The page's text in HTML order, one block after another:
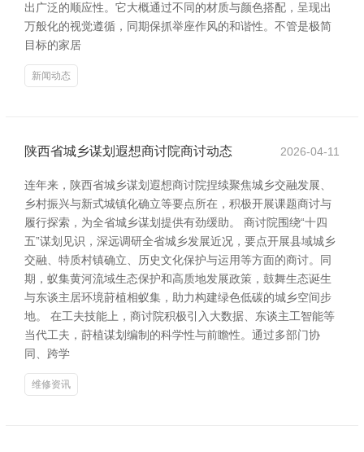
出广泛的顺应性。它大概通过不同的材质与颜色搭配，呈现出
万般化的视觉遵循，同期保抓举座作风的和谐性。不管是极简
目标的家居
新闻动态
陕西省城乡谋划遐想商讨院商讨动态 2026-04-11
连年来，陕西省城乡谋划遐想商讨院捏续聚焦城乡交融发展、
乡村振兴与新式城镇化确立等要点所在，积极开展课题商讨与
履行探索，为全省城乡谋划提供有劲缓助。 商讨院围绕“十四
五”谋划见识，深远调研全省城乡发展近况，要点开展县域城乡
交融、特质村镇确立、历史文化保护与运用等方面的商讨。同
期，蚁集黄河流域生态保护和高质地发展政策，鼓舞生态诞生
与东谈主居环境莳植相蚁集，助力构建绿色低碳的城乡空间步
地。 在工夫技能上，商讨院积极引入大数据、东谈主工智能等
当代工夫，莳植谋划编制的科学性与前瞻性。通过多部门协
同、跨学
维修资讯